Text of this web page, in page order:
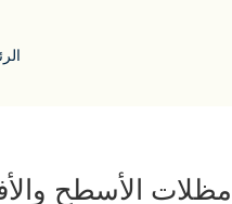
مظلات الأسطح والأفنية